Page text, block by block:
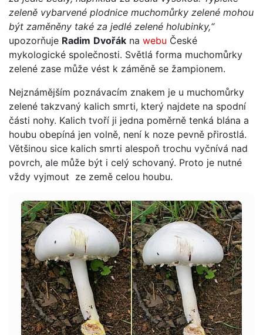
zeleně vybarvené plodnice muchomůrky zelené mohou
být zaměněny také za jedlé zelené holubinky,“
upozorňuje Radim Dvořák na webu České
mykologické společnosti. Světlá forma muchomůrky
zelené zase může vést k záměně se žampionem.
Nejznámějším poznávacím znakem je u muchomůrky
zelené takzvaný kalich smrti, který najdete na spodní
části nohy. Kalich tvoří ji jedna poměrně tenká blána a
houbu obepíná jen volně, není k noze pevně přirostlá.
Většinou sice kalich smrti alespoň trochu vyčnívá nad
povrch, ale může být i celý schovaný. Proto je nutné
vždy vyjmout ze země celou houbu.